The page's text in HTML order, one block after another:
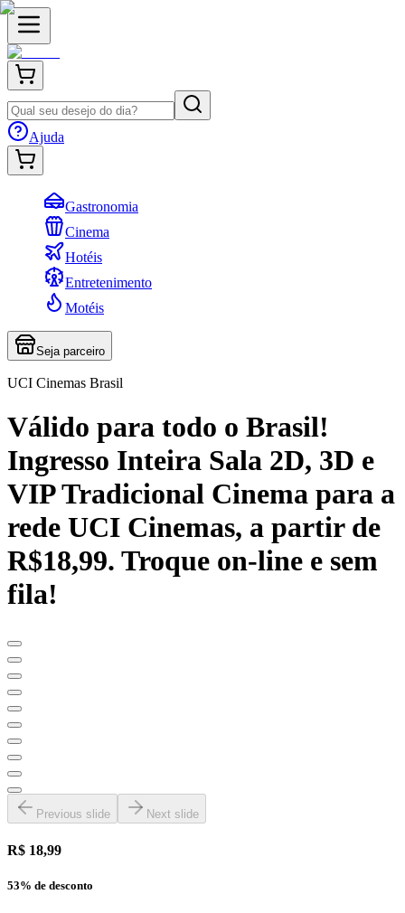
Ajuda
Gastronomia
Cinema
Hotéis
Entretenimento
Motéis
Seja parceiro
UCI Cinemas Brasil
Válido para todo o Brasil!
Ingresso Inteira Sala 2D, 3D e
VIP Tradicional Cinema para a
rede UCI Cinemas, a partir de
R$18,99. Troque on-line e sem
fila!
Previous slide Next slide
R$ 18,99
53% de desconto